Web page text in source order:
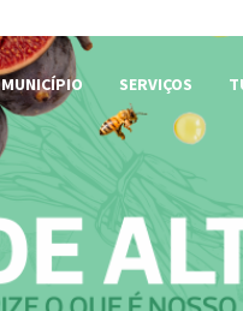
MUNICÍPIO
SERVIÇOS